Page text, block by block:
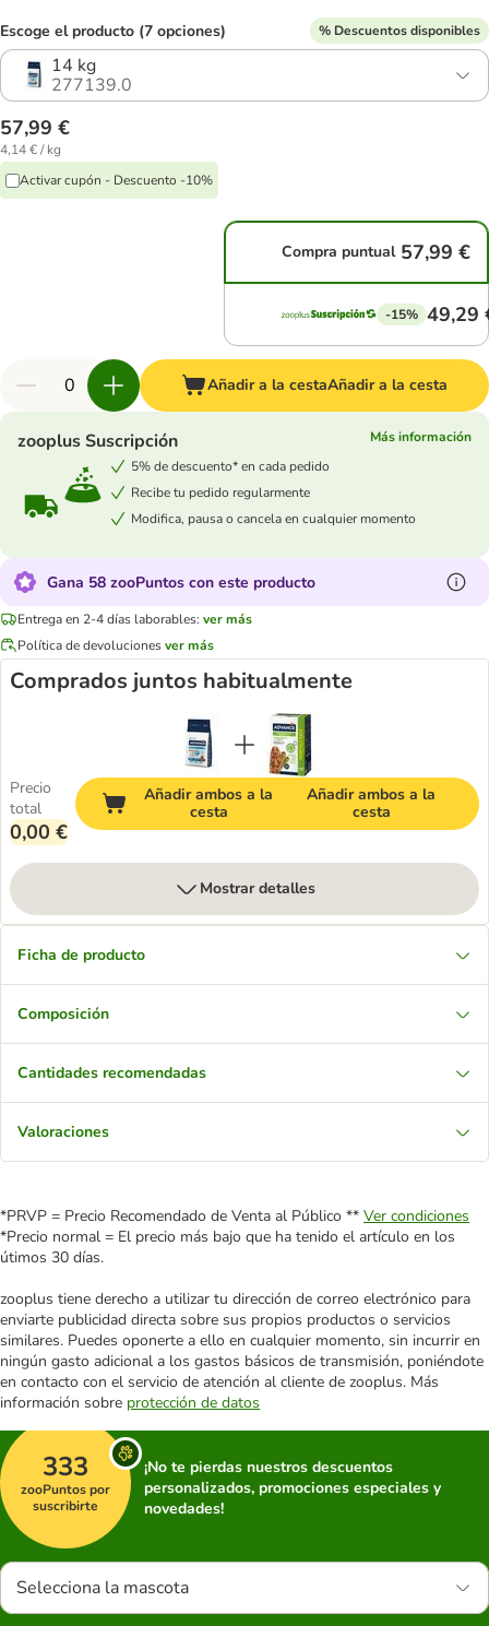
Escoge el producto (7 opciones) % Descuentos disponibles
14 kg
277139.0
57,99 €
4,14 € / kg
Activar cupón - Descuento -10%
Compra puntual 57,99 €
-15% 49,29
Añadir a la cestaAñadir a la cesta
zooplus Suscripción
Más información
5% de descuento* en cada pedido
Recibe tu pedido regularmente
Modifica, pausa o cancela en cualquier momento
Gana 58 zooPuntos con este producto
Entrega en 2-4 días laborables: ver más
Política de devolucionesver más
Comprados juntos habitualmente
Precio
total
0,00 €
Añadir ambos a la
cesta
Añadir ambos a la
cesta
Mostrar detalles
Ficha de producto
Composición
Cantidades recomendadas
Valoraciones
*PRVP = Precio Recomendado de Venta al Público ** Ver condiciones
*Precio normal = El precio más bajo que ha tenido el artículo en los
útimos 30 días.
zooplus tiene derecho a utilizar tu dirección de correo electrónico para
enviarte publicidad directa sobre sus propios productos o servicios
similares. Puedes oponerte a ello en cualquier momento, sin incurrir en
ningún gasto adicional a los gastos básicos de transmisión, poniéndote
en contacto con el servicio de atención al cliente de zooplus. Más
información sobre protección de datos
333
zooPuntos por
suscribirte
¡No te pierdas nuestros descuentos
personalizados, promociones especiales y
novedades!
Selecciona la mascota